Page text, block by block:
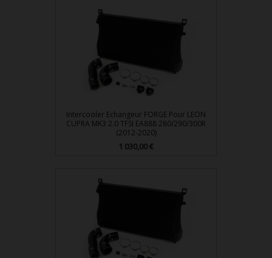
Intercooler Echangeur FORGE Pour LEON
CUPRA MK3 2.0 TFSI EA888 280/290/300R
(2012-2020)
Prix
1 030,00 €